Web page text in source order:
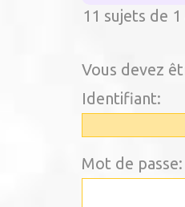
11 sujets de
Vous devez
Identifiant:
Mot de passe: